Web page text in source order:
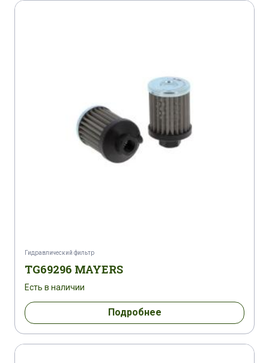
Гидравлический фильтр
TG69296 MAYERS
Есть в наличии
Подробнее